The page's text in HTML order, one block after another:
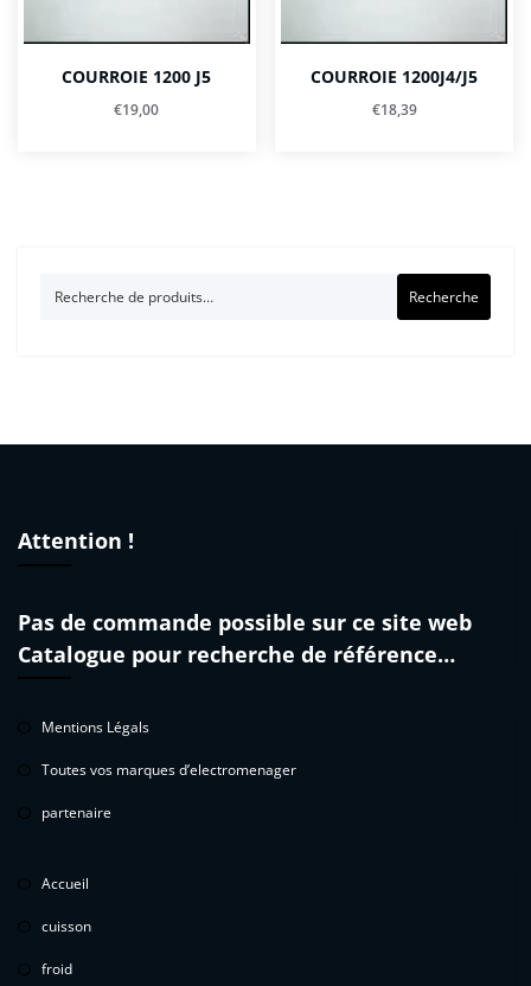
COURROIE 1200 J5
€19,00
COURROIE 1200J4/J5
€18,39
Recherche
Attention !
Pas de commande possible sur ce site web
Catalogue pour recherche de référence…
Mentions Légals
Toutes vos marques d’electromenager
partenaire
Accueil
cuisson
froid